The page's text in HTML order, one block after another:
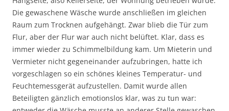
Die gewaschene Wäsche wurde anschließen im gleichen
Raum zum Trocknen aufgehängt. Zwar blieb die Tür zum
Flur, aber der Flur war auch nicht belüftet. Klar, dass es
immer wieder zu Schimmelbildung kam. Um Mieterin und
Vermieter nicht gegeneinander aufzubringen, hatte ich
vorgeschlagen so ein schönes kleines Temperatur- und
Feuchtemessgerät aufzustellen. Damit wurde allen
Beteiligten gänzlich emotionslos klar, was zu tun war: